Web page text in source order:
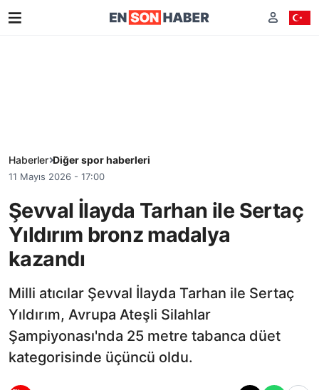
Haberler Diğer spor haberleri
11 Mayıs 2026 - 17:00
Şevval İlayda Tarhan ile Sertaç
Yıldırım bronz madalya
kazandı
Milli atıcılar Şevval İlayda Tarhan ile Sertaç
Yıldırım, Avrupa Ateşli Silahlar
Şampiyonası'nda 25 metre tabanca düet
kategorisinde üçüncü oldu.